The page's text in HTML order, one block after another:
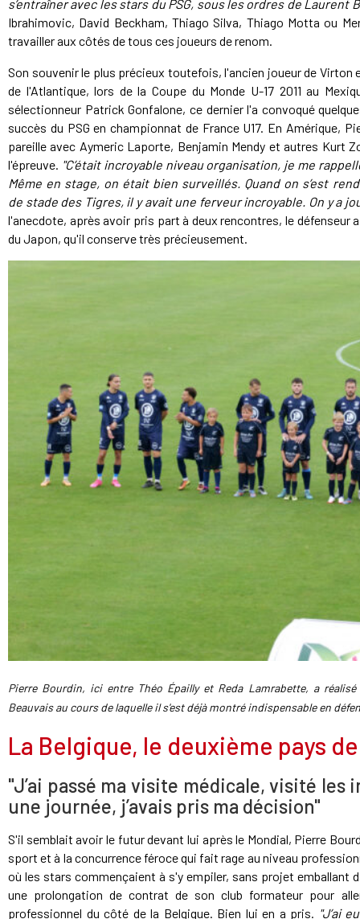
s’entraîner avec les stars du PSG, sous les ordres de Laurent
Ibrahimovic, David Beckham, Thiago Silva, Thiago Motta ou
travailler aux côtés de tous ces joueurs de renom.
Son souvenir le plus précieux toutefois, l'ancien joueur de Virton
de l'Atlantique, lors de la Coupe du Monde U-17 2011 au
sélectionneur Patrick Gonfalone, ce dernier l'a convoqué
succès du PSG en championnat de France U17. En Amérique,
pareille avec Aymeric Laporte, Benjamin Mendy et autres Kurt
l'épreuve. "C’était incroyable niveau organisation, je me
Même en stage, on était bien surveillés. Quand on s’est
de stade des Tigres, il y avait une ferveur incroyable. On y a
l'anecdote, après avoir pris part à deux rencontres, le défenseur
du Japon, qu'il conserve très précieusement.
Pierre Bourdin, ici entre Théo Épailly et Reda Lamrabette, a
Beauvais au cours de laquelle il s'est déjà montré indispensable en
La Belgique, le deuxième pays
"J’ai passé ma visite médicale, visité les
une journée, j’avais pris ma décision"
S'il semblait avoir le futur devant lui après le Mondial, Pierre
sport et à la concurrence féroce qui fait rage au niveau
où les stars commençaient à s'y empiler, sans projet emballant
une prolongation de contrat de son club formateur pour
professionnel du côté de la Belgique. Bien lui en a pris. "J’ai